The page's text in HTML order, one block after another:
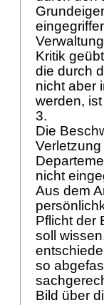
Kritik
die durch
nicht aber
werden,
3.
Die
nicht
Aus dem
Pflicht der
soll
so
Bild über